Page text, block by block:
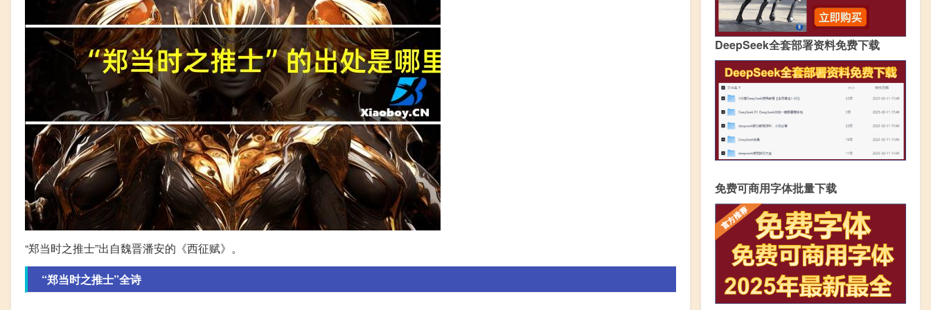
“郑当时之推士”出自魏晋潘安的《西征赋》。
“郑当时之推士”全诗
DeepSeek全套部署资料免费下载
免费可商用字体批量下载